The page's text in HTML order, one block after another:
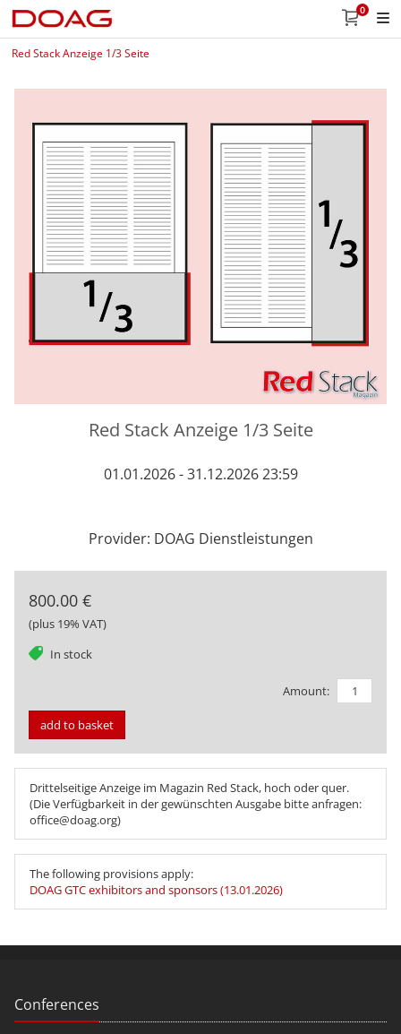
0
Red Stack Anzeige 1/3 Seite
Red Stack Anzeige 1/3 Seite
01.01.2026 - 31.12.2026 23:59
Provider: DOAG Dienstleistungen
800.00 €
(plus 19% VAT)
In stock
tag
Amount:
add to basket
Drittelseitige Anzeige im Magazin Red Stack, hoch oder quer.
(Die Verfügbarkeit in der gewünschten Ausgabe bitte anfragen:
office@doag.org)
The following provisions apply:
DOAG GTC exhibitors and sponsors (13.01.2026)
Conferences